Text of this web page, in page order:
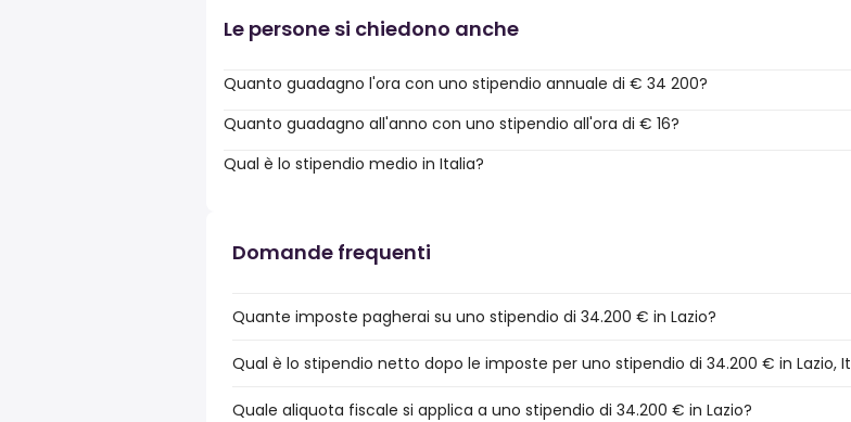
Le persone si chiedono anche
Quanto guadagno l'ora con uno stipendio annuale di € 34 200?
Quanto guadagno all'anno con uno stipendio all'ora di € 16?
Qual è lo stipendio medio in Italia?
Domande frequenti
Quante imposte pagherai su uno stipendio di 34.200 € in Lazio?
Qual è lo stipendio netto dopo le imposte per uno stipendio di 34.200 € in Lazio,
Quale aliquota fiscale si applica a uno stipendio di 34.200 € in Lazio?